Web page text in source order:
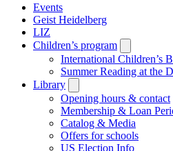
Events
Geist Heidelberg
LIZ
Children’s program
submenu
International Children’s
Summer Reading at the
Library
submenu
Opening hours & contact
Membership & Loan
Catalog & Media
Offers for schools
US Election Info